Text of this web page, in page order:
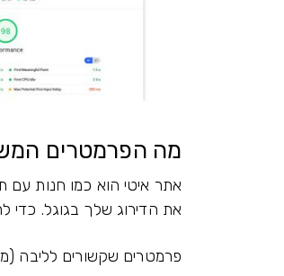
מה הפרמטרים
אתר איטי הוא כמו חנות עם
את הדירוג שלך בגוגל. כדי
פרמטרים שקשורים לליבה